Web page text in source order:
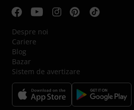
Despre noi
Cariere
Blog
Bazar
Sistem de avertizare